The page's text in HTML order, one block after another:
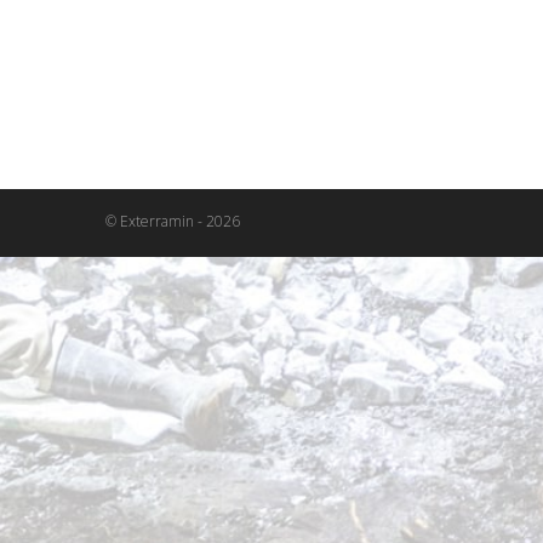
© Exterramin - 2026